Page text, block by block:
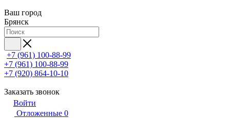
Ваш город
Брянск
+7 (961) 100-88-99
+7 (961) 100-88-99
+7 (920) 864-10-10
Заказать звонок
Войти
Отложенные 0